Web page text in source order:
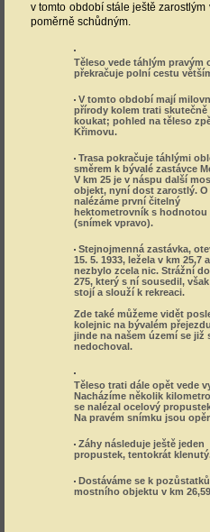
v tomto období stále ještě
poměrně schůdným.
Těleso vede táhlým pravým
překračuje polní cestu
V tomto období mají
přírody kolem trati skutečně
koukat; pohled na těleso
Křimovu.
Trasa pokračuje táhlými
směrem k bývalé zastávce
V km 25 je v náspu další
objekt, nyní dost zarostlý. O
nalézáme první čitelný
hektometrovník s hodnotou
(snímek vpravo).
Stejnojmenná zastávka,
15. 5. 1933, ležela v km 25,7
nezbylo zcela nic. Strážní
275, který s ní sousedil,
stojí a slouží k rekreaci.
Zde také můžeme vidět
kolejnic na bývalém
jinde na našem území se již
nedochoval.
Těleso trati dále opět vede
Nacházíme několik
se nalézal ocelový
Na pravém snímku jsou
Záhy následuje ještě jeden
propustek, tentokrát
Dostáváme se k
mostního objektu v km